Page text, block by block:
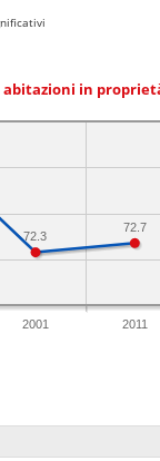
abitazioni in
2001 2011
72.7
72.3